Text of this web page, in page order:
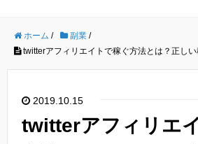
ホーム / 副業 /
twitterアフィリエイトで稼ぐ方法とは？正し
2019.10.15
twitterアフィリエ